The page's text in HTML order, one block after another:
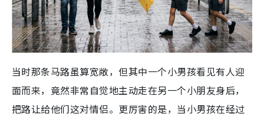
当时那条马路虽算宽敞，但其中一个小男孩看见有人迎
面而来，竟然非常自觉地主动走在另一个小朋友身后，
把路让给他们这对情侣。更厉害的是，当小男孩在经过